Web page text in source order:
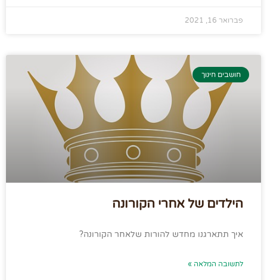
פברואר 16, 2021
חושבים חינוך
הילדים של אחרי הקורונה
איך תתארגנו מחדש להורות שלאחר הקורונה?
לתשובה המלאה »